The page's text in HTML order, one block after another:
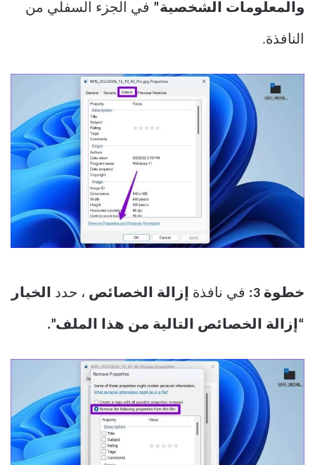
والمعلومات الشخصية” في الجزء السفلي من
النافذة.
خطوة 3: في نافذة إزالة الخصائص ، حدد الخيار
“إزالة الخصائص التالية من هذا الملف”.